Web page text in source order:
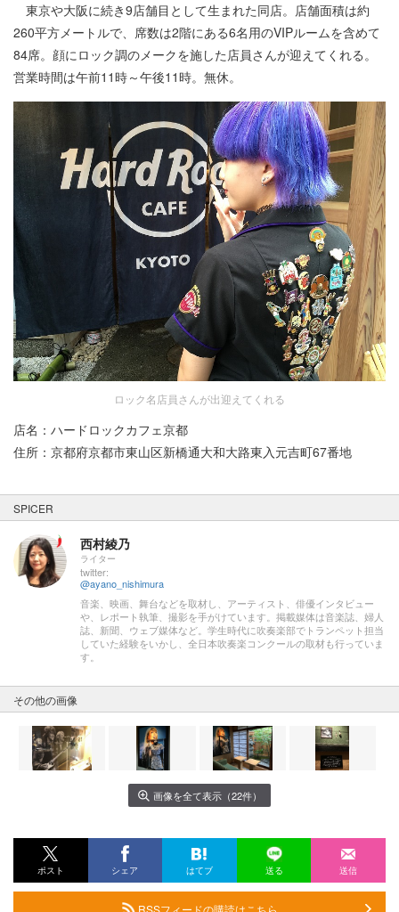
東京や大阪に続き9店舗目として生まれた同店。店舗面積は約
260平方メートルで、席数は2階にある6名用のVIPルームを含めて
84席。顔にロック調のメークを施した店員さんが迎えてくれる。
営業時間は午前11時～午後11時。無休。
ロック名店員さんが出迎えてくれる
店名：ハードロックカフェ京都
住所：京都府京都市東山区新橋通大和大路東入元吉町67番地
SPICER
西村綾乃
ライター
twitter:
@ayano_nishimura
音楽、映画、舞台などを取材し、アーティスト、俳優インタビュー
や、レポート執筆、撮影を手がけています。掲載媒体は音楽誌、婦人
誌、新聞、ウェブ媒体など。学生時代に吹奏楽部でトランペット担当
していた経験をいかし、全日本吹奏楽コンクールの取材も行っていま
す。
その他の画像
画像を全て表示（22件）
ポスト シェア はてブ 送る 送信
RSSフィードの購読はこちら